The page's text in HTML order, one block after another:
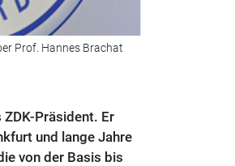
Prof. Hannes Brachat
Präsident. Er
und lange Jahre
von der Basis bis